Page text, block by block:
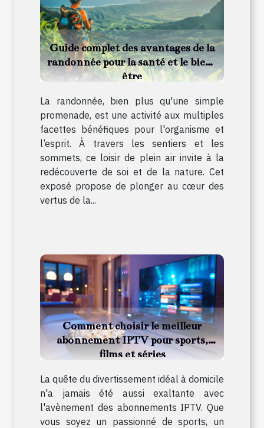
Guide complet des avantages de la
randonnée pour la santé et le bien-
être
La randonnée, bien plus qu'une simple
promenade, est une activité aux multiples
facettes bénéfiques pour l'organisme et
l’esprit. À travers les sentiers et les
sommets, ce loisir de plein air invite à la
redécouverte de soi et de la nature. Cet
exposé propose de plonger au cœur des
vertus de la...
Comment choisir le meilleur
abonnement IPTV pour sports,
films et séries
La quête du divertissement idéal à domicile
n'a jamais été aussi exaltante avec
l'avènement des abonnements IPTV. Que
vous soyez un passionné de sports, un